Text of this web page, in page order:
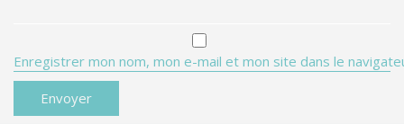
Enregistrer mon nom, mon e-mail et mon site dans le